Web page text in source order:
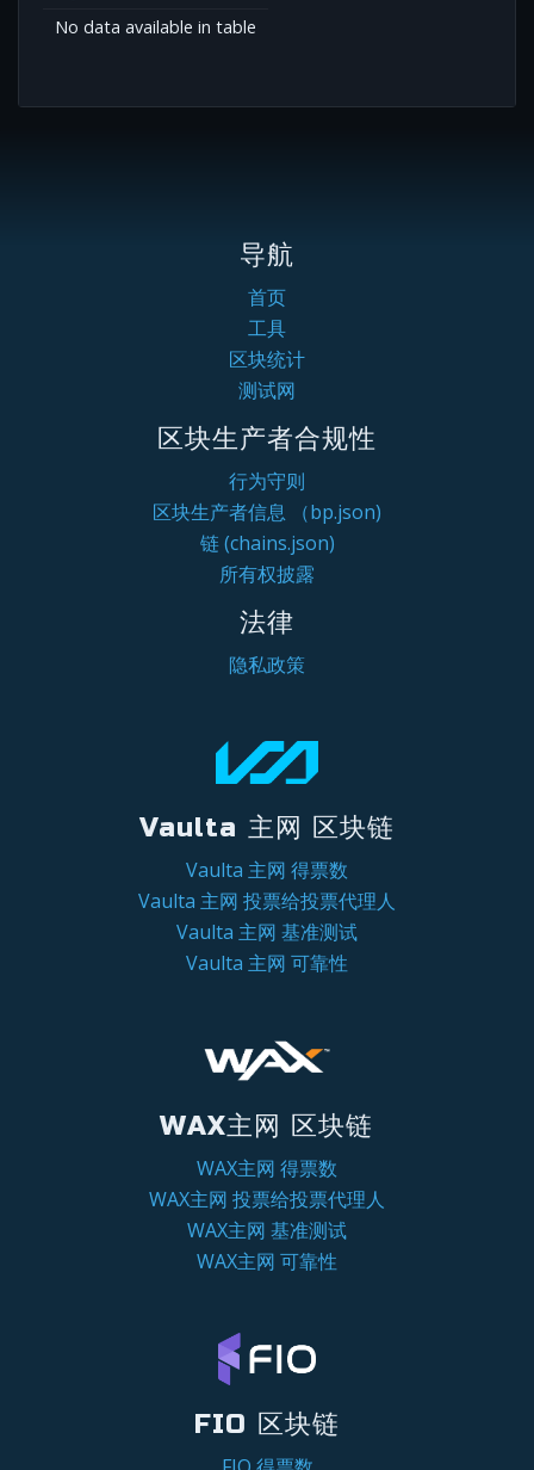
No data available in table
导航
首页
工具
区块统计
测试网
区块生产者合规性
行为守则
区块生产者信息 （bp.json)
链 (chains.json)
所有权披露
法律
隐私政策
Vaulta 主网 区块链
Vaulta 主网 得票数
Vaulta 主网 投票给投票代理人
Vaulta 主网 基准测试
Vaulta 主网 可靠性
WAX主网 区块链
WAX主网 得票数
WAX主网 投票给投票代理人
WAX主网 基准测试
WAX主网 可靠性
FIO 区块链